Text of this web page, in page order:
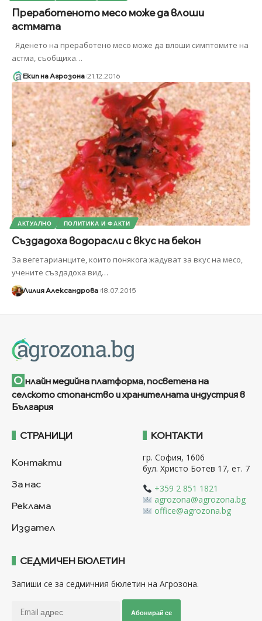
Преработеното месо може да влоши
астмата
Яденето на преработено месо може да влоши симптомите на
астма, съобщиха…
Екип на Агрозона 21.12.2016
АКТУАЛНО ПОЛИТИКА И ФАКТИ
Създадоха водорасли с вкус на бекон
За вегетарианците, които понякога жадуват за вкус на месо,
учените създадоха вид…
Лилия Александрова 18.07.2015
О нлайн медийна платформа, посветена на
селското стопанство и хранителната индустрия в
България
СТРАНИЦИ
Контакти
За нас
Реклама
Издател
КОНТАКТИ
гр. София, 1606
бул. Христо Ботев 17, ет. 7
+359 2 851 1821
agrozona@agrozona.bg
office@agrozona.bg
СЕДМИЧЕН БЮЛЕТИН
Запиши се за седмичния бюлетин на Агрозона.
Абонирай се